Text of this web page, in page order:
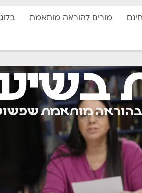
מורים להוראה מותאמת בלוג
בהוראה מותאמת